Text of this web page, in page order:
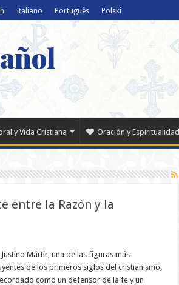
Italiano Português Polski
y Vida Cristiana Oración y Espiritualidad
entre la Razón y la
Justino Mártir, una de las figuras más
de los primeros siglos del cristianismo,
como un defensor de la fe y un